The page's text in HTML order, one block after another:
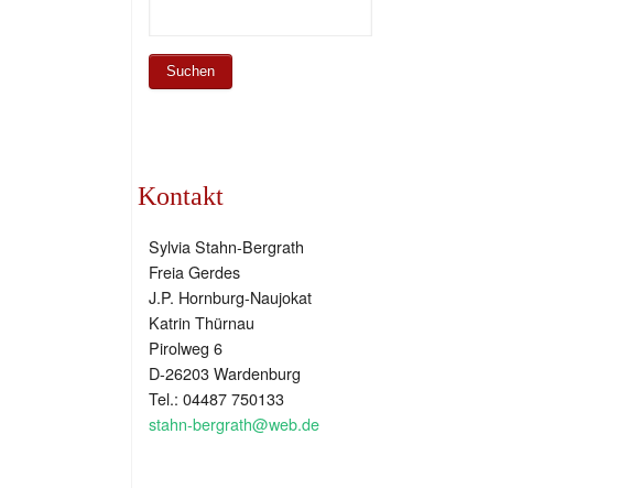
Kontakt
Sylvia Stahn-Bergrath
Freia Gerdes
J.P. Hornburg-Naujokat
Katrin Thürnau
Pirolweg 6
D-26203 Wardenburg
Tel.: 04487 750133
stahn-bergrath@web.de